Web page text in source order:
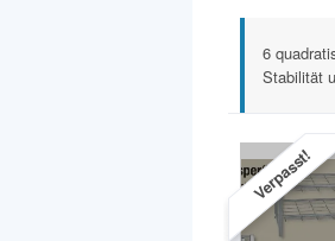
6
Stabilität
Verpasst!